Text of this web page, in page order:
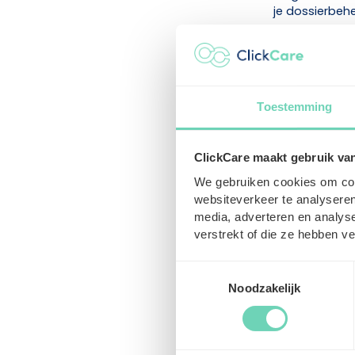
Toestemming
ClickCare maakt gebruik
We gebruiken cookies om
websiteverkeer te
media, adverteren en
verstrekt of die ze hebben
Noodzakelijk
je
3.
jaar). • Een
op de eerste
bijvoorbeeld
4. Sluit je
Na de
goede
Kies